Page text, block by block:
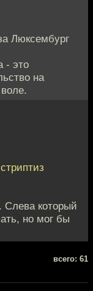
Люксембург
- это
на
Слева который
но мог бы
всего: 61